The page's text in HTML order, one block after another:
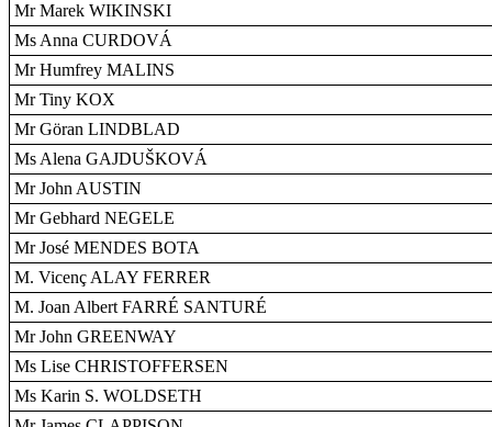
Mr Marek WIKINSKI
Ms Anna CURDOVÁ
Mr Humfrey MALINS
Mr Tiny KOX
Mr Göran LINDBLAD
Ms Alena GAJDUŠKOVÁ
Mr John AUSTIN
Mr Gebhard NEGELE
Mr José MENDES BOTA
M. Vicenç ALAY FERRER
M. Joan Albert FARRÉ SANTURÉ
Mr John GREENWAY
Ms Lise CHRISTOFFERSEN
Ms Karin S. WOLDSETH